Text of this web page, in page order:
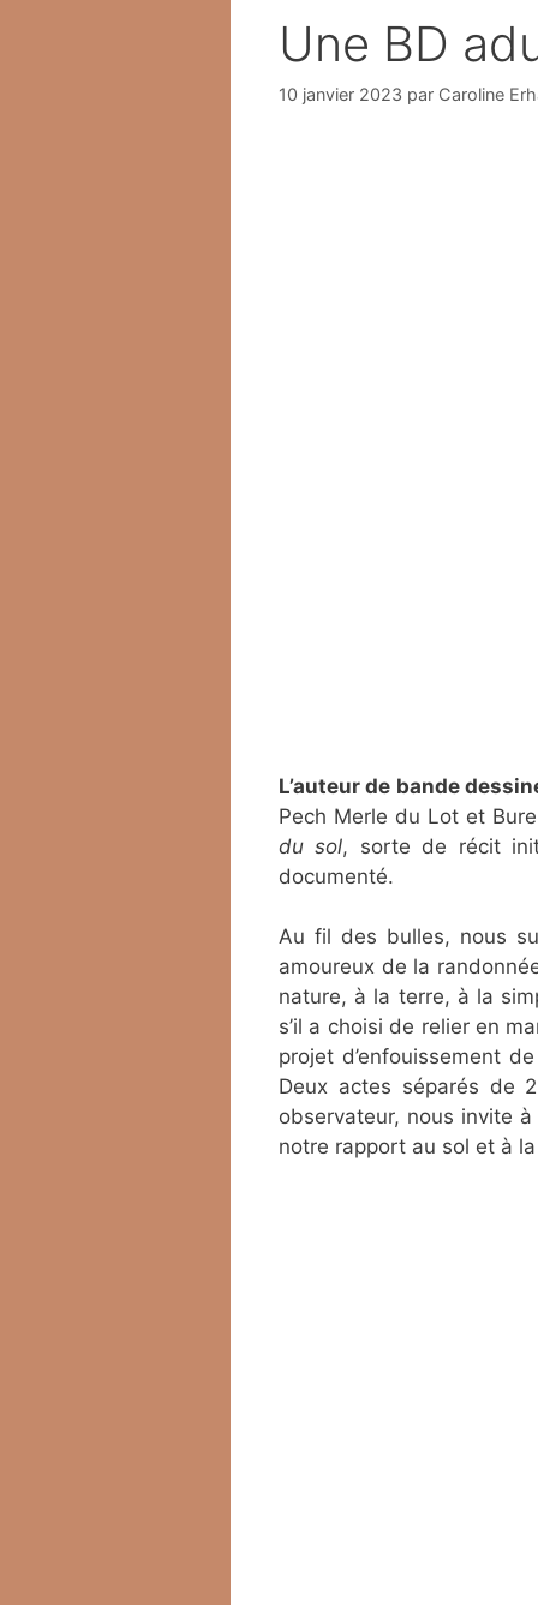
Une BD
10 janvier 2023 par Caroline
L’auteur de bande
Pech Merle du Lot et
du sol, sorte de récit
documenté.
Au fil des bulles, nous
amoureux de la
nature, à la terre, à la
s’il a choisi de relier en
projet d’enfouissement
Deux actes séparés de
observateur, nous invite
notre rapport au sol et à